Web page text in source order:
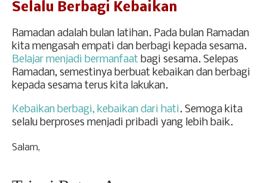
Selalu Berbagi Kebaikan
Ramadan adalah bulan latihan. Pada bulan Ramadan
kita mengasah empati dan berbagi kepada sesama.
Belajar menjadi bermanfaat bagi sesama. Selepas
Ramadan, semestinya berbuat kebaikan dan berbagi
kepada sesama terus kita lakukan.
Kebaikan berbagi, kebaikan dari hati. Semoga kita
selalu berproses menjadi pribadi yang lebih baik.
Salam,